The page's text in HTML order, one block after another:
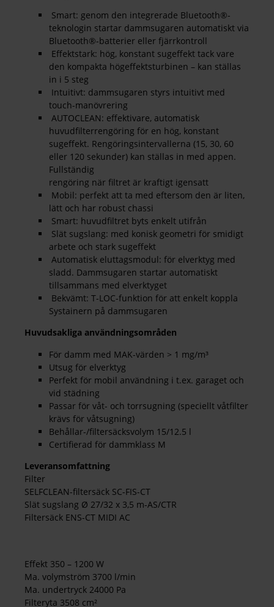
Smart: genom den integrerade Bluetooth®-
teknologin startar dammsugaren automatiskt via
Bluetooth®-batterier eller fjärrkontroll
Effektstark: hög, konstant sugeffekt tack vare
den kompakta högeffektsturbinen – kan ställas
in i 5 steg
Intuitivt: dammsugaren styrs intuitivt med
touch-manövrering
AUTOCLEAN: effektivare, automatisk
huvudfilterrengöring för en hög, konstant
sugeffekt. Rengöringsintervallerna (15, 30, 60
eller 120 sekunder) kan ställas in med appen.
Fullständig
rengöring när filtret är kraftigt igensatt
Mobil: perfekt att ta med eftersom den är liten,
lätt och har robust chassi
Smart: huvudfiltret byts enkelt utifrån
Slät sugslang: med konisk geometri för smidigt
arbete och stark sugeffekt
Automatisk eluttagsmodul: för elverktyg med
sladd. Dammsugaren startar automatiskt
tillsammans med elverktyget
Bekvämt: T-LOC-funktion för att enkelt koppla
Systainern på dammsugaren
Huvudsakliga användningsområden
För damm med MAK-värden > 1 mg/m³
Utsug för elverktyg
Perfekt för mobil användning i t.ex. garaget och
vid städning
Passar för våt- och torrsugning (speciellt våtfilter
krävs för våtsugning)
Behållar-/filtersäcksvolym 15/12.5 l
Certifierad för dammklass M
Leveransomfattning
Filter
SELFCLEAN-filtersäck SC-FIS-CT
Slät sugslang Ø 27/32 x 3,5 m-AS/CTR
Filtersäck ENS-CT MIDI AC
Effekt 350 – 1200 W
Ma. volymström 3700 l/min
Ma. undertryck 24000 Pa
Filteryta 3508 cm²